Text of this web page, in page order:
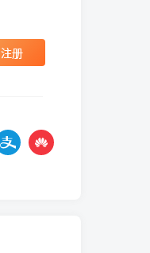
注册